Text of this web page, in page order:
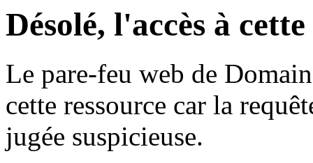
Désolé, l'accès à
Le pare-feu web de
cette ressource car la
jugée suspicieuse.